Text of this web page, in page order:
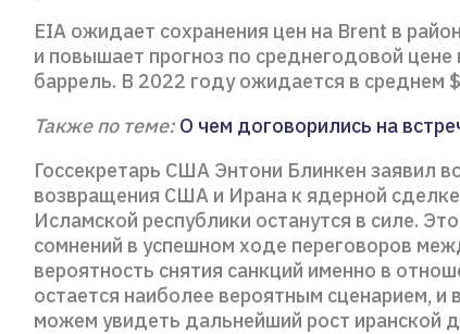
EIA ожидает сохранения цен на Brent в
и повышает прогноз по среднегодовой
баррель. В 2022 году ожидается в среднем
Также по теме: О чем договорились на
Госсекретарь США Энтони Блинкен заявил
возвращения США и Ирана к ядерной
Исламской республики останутся в силе.
сомнений в успешном ходе переговоров
вероятность снятия санкций именно в
остается наиболее вероятным сценарием,
можем увидеть дальнейший рост иранской